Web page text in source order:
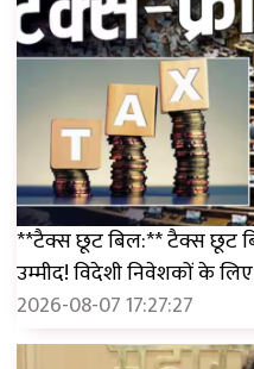
**टैक्स छूट बिल:** टैक्स छूट
उम्मीद! विदेशी निवेशकों के
2026-08-07 17:27:27